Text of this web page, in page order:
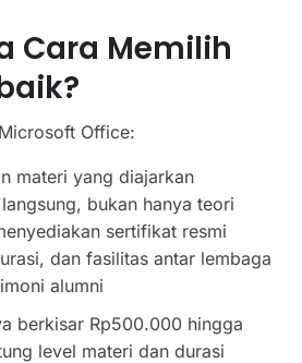
Cara Memilih
Office:
materi yang diajarkan
bukan hanya teori
sertifikat resmi
dan fasilitas antar lembaga
alumni
berkisar Rp500.000 hingga
level materi dan durasi